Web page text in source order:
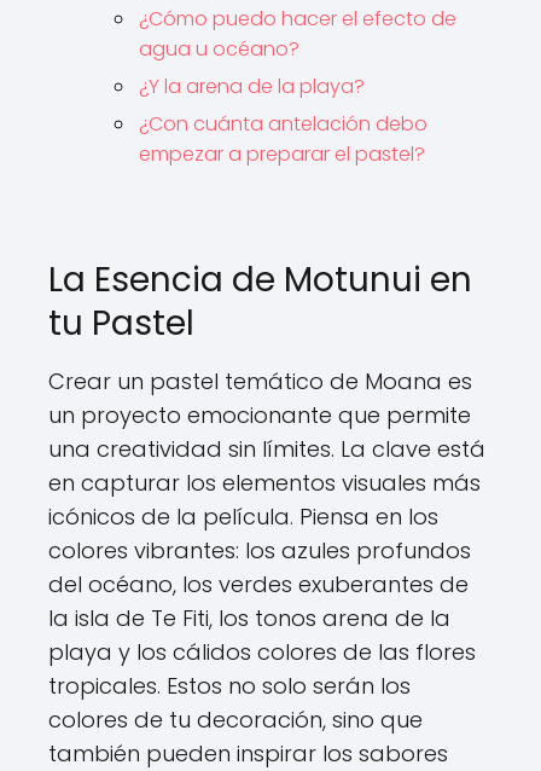
¿Cómo puedo hacer el efecto de
agua u océano?
¿Y la arena de la playa?
¿Con cuánta antelación debo
empezar a preparar el pastel?
La Esencia de Motunui en
tu Pastel
Crear un pastel temático de Moana es
un proyecto emocionante que permite
una creatividad sin límites. La clave está
en capturar los elementos visuales más
icónicos de la película. Piensa en los
colores vibrantes: los azules profundos
del océano, los verdes exuberantes de
la isla de Te Fiti, los tonos arena de la
playa y los cálidos colores de las flores
tropicales. Estos no solo serán los
colores de tu decoración, sino que
también pueden inspirar los sabores